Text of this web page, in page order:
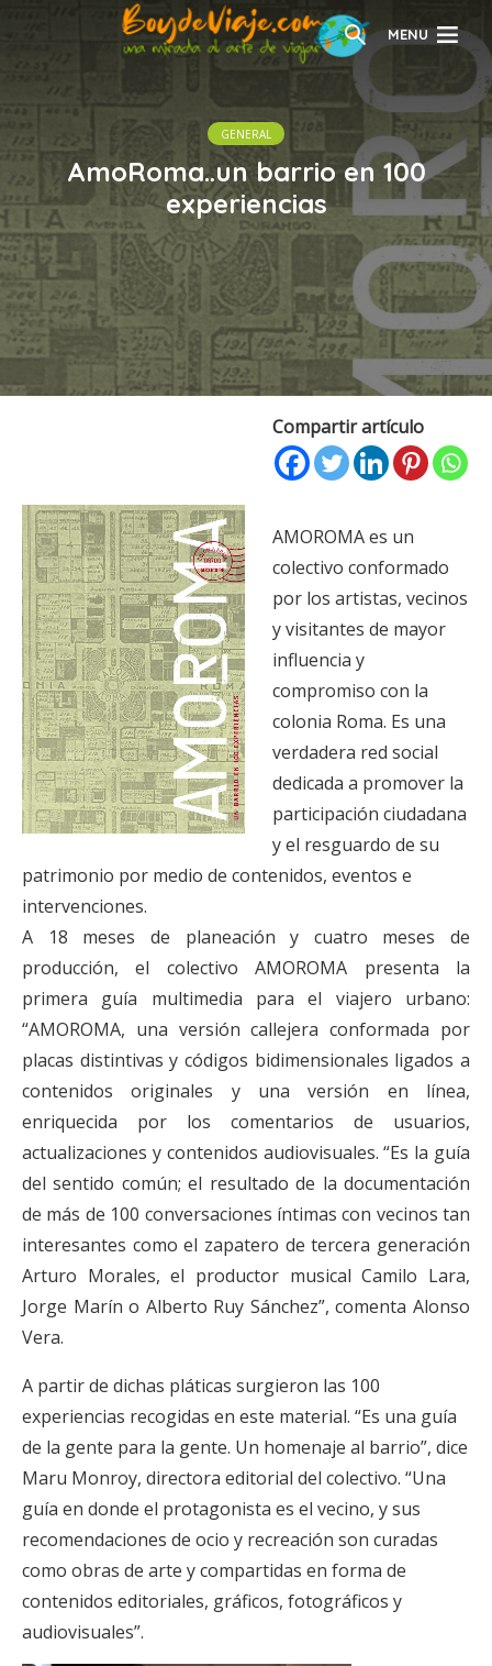
MENU
GENERAL
AmoRoma..un barrio en 100
experiencias
Compartir artículo
AMOROMA es un
colectivo conformado
por los artistas, vecinos
y visitantes de mayor
influencia y
compromiso con la
colonia Roma. Es una
verdadera red social
dedicada a promover la
participación ciudadana
y el resguardo de su
patrimonio por medio de contenidos, eventos e
intervenciones.
A 18 meses de planeación y cuatro meses de
producción, el colectivo AMOROMA presenta la
primera guía multimedia para el viajero urbano:
“AMOROMA, una versión callejera conformada por
placas distintivas y códigos bidimensionales ligados a
contenidos originales y una versión en línea,
enriquecida por los comentarios de usuarios,
actualizaciones y contenidos audiovisuales. “Es la guía
del sentido común; el resultado de la documentación
de más de 100 conversaciones íntimas con vecinos tan
interesantes como el zapatero de tercera generación
Arturo Morales, el productor musical Camilo Lara,
Jorge Marín o Alberto Ruy Sánchez”, comenta Alonso
Vera.
A partir de dichas pláticas surgieron las 100
experiencias recogidas en este material. “Es una guía
de la gente para la gente. Un homenaje al barrio”, dice
Maru Monroy, directora editorial del colectivo. “Una
guía en donde el protagonista es el vecino, y sus
recomendaciones de ocio y recreación son curadas
como obras de arte y compartidas en forma de
contenidos editoriales, gráficos, fotográficos y
audiovisuales”.